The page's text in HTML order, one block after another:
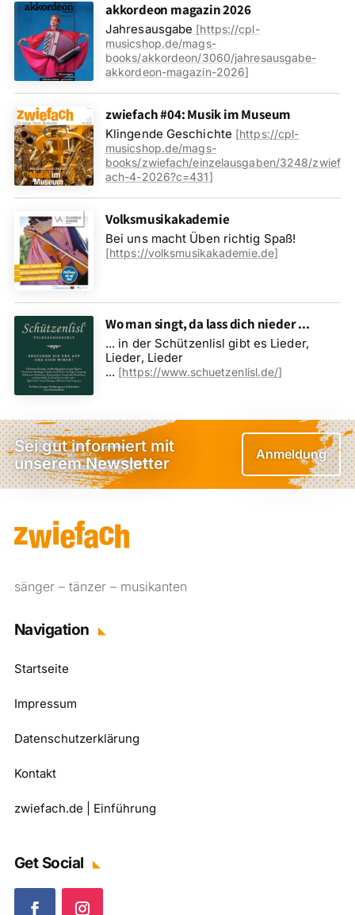
akkordeon magazin 2026
Jahresausgabe [https://cpl-
musicshop.de/mags-
books/akkordeon/3060/jahresausgabe-
akkordeon-magazin-2026]
zwiefach #04: Musik im Museum
Klingende Geschichte [https://cpl-
musicshop.de/mags-
books/zwiefach/einzelausgaben/3248/zwief
ach-4-2026?c=431]
Volksmusikakademie
Bei uns macht Üben richtig Spaß!
[https://volksmusikakademie.de]
Wo man singt, da lass dich nieder ...
... in der Schützenlisl gibt es Lieder,
Lieder, Lieder
... [https://www.schuetzenlisl.de/]
Sei gut informiert mit
unserem Newsletter
Anmeldung
sänger – tänzer – musikanten
Navigation
Startseite
Impressum
Datenschutzerklärung
Kontakt
zwiefach.de | Einführung
Get Social